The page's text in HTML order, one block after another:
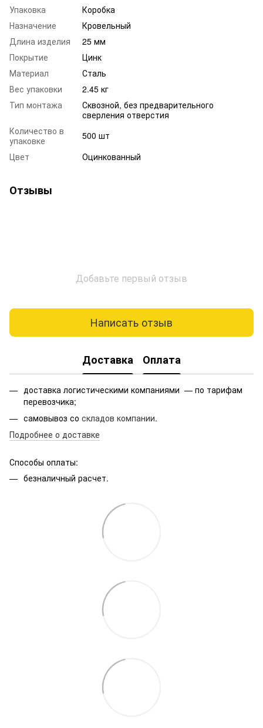
Упаковка
Коробка
Назначение
Кровельный
Длина изделия
25 мм
Покрытие
Цинк
Материал
Сталь
Вес упаковки
2.45 кг
Тип монтажа
Сквозной, без предварительного
сверления отверстия
Количество в
упаковке
500 шт
Цвет
Оцинкованный
Отзывы
Добавьте первый отзыв
Написать отзыв
Доставка Оплата
доставка логистическими компаниями — по тарифам
перевозчика;
самовывоз со складов компании.
Подробнее о доставке
Способы оплаты:
безналичный расчет.